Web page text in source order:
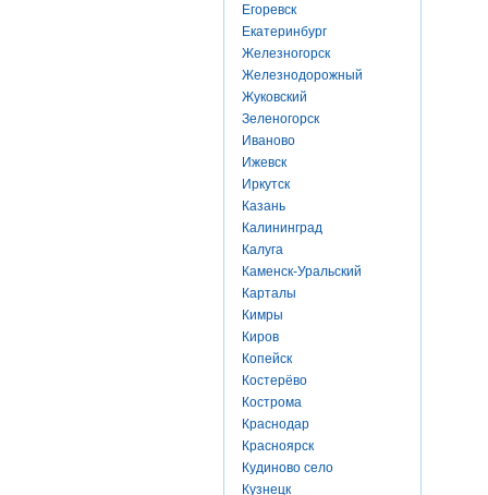
Егоревск
Екатеринбург
Железногорск
Железнодорожный
Жуковский
Зеленогорск
Иваново
Ижевск
Иркутск
Казань
Калининград
Калуга
Каменск-Уральский
Карталы
Кимры
Киров
Копейск
Костерёво
Кострома
Краснодар
Красноярск
Кудиново село
Кузнецк